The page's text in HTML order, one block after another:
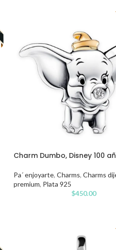
Charm Dumbo, Disney 100
Pa´ enjoyarte, Charms, Charms
premium, Plata 925
$450.00